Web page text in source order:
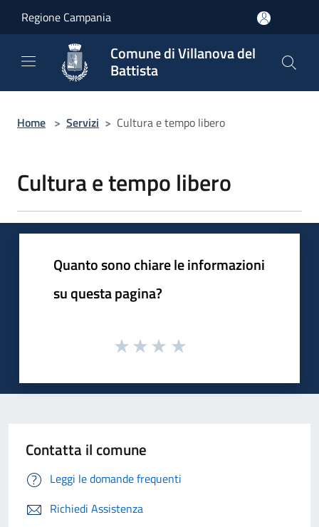
Regione Campania
Comune di Villanova del
Battista
Home > Servizi > Cultura e tempo libero
Cultura e tempo libero
Quanto sono chiare le informazioni
su questa pagina?
Contatta il comune
Leggi le domande frequenti
Richiedi Assistenza